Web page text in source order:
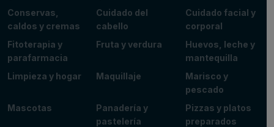
Conservas,
caldos y cremas
Cuidado del
cabello
Cuidado facial y
corporal
Fitoterapia y
parafarmacia
Fruta y verdura
Huevos, leche y
mantequilla
Limpieza y hogar
Maquillaje
Marisco y
pescado
Mascotas
Panadería y
pastelería
Pizzas y platos
preparados